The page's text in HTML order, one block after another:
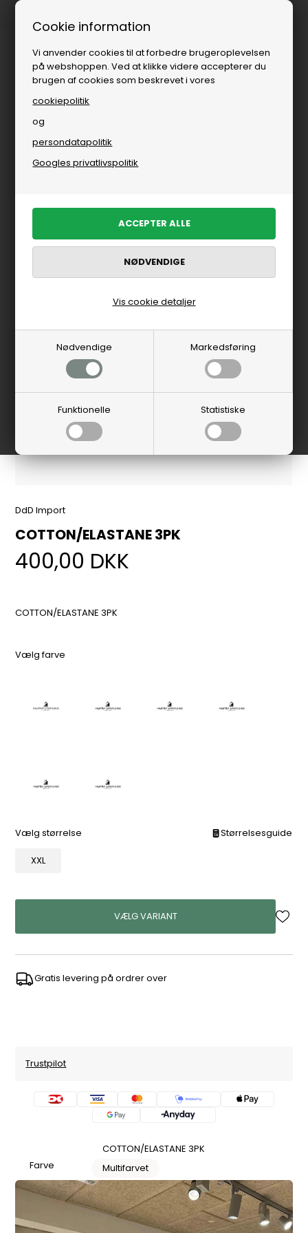
Cookie information
Vi anvender cookies til at forbedre brugeroplevelsen
på webshoppen. Ved at klikke videre accepterer du
brugen af cookies som beskrevet i vores
cookiepolitik
og
persondatapolitik
Googles privatlivspolitik
Nødvendige Markedsføring
Funktionelle Statistiske
Vis cookie detaljer
DdD Import
COTTON/ELASTANE 3PK
400,00 DKK
COTTON/ELASTANE 3PK
Vælg farve
Vælg størrelse Størrelsesguide
XXL
VÆLG VARIANT
Gratis levering på ordrer over
Trustpilot
COTTON/ELASTANE 3PK
Farve
Multifarvet